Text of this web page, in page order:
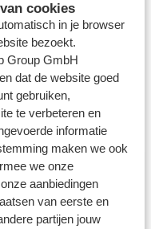
cookies
in je browser
bezoekt.
Group GmbH
dat de website goed
gebruiken,
te verbeteren en
informatie
maken we ook
we onze
aanbiedingen
van eerste en
partijen jouw
niet